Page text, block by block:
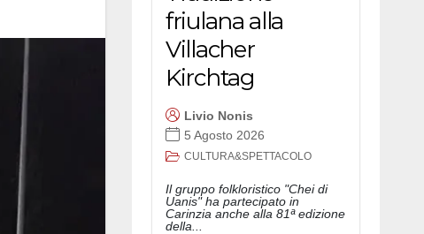
friulana alla
Villacher
Kirchtag
Livio Nonis
5 Agosto 2026
CULTURA&SPETTACOLO
Il gruppo folkloristico "Chei di
Uanis" ha partecipato in
Carinzia anche alla 81ª edizione
della...